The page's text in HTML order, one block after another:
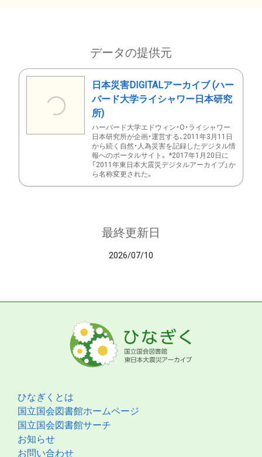
データの提供元
日本災害DIGITALアーカイブ (ハー
バード大学ライシャワー日本研究
所)
ハーバード大学エドウィン・O・ライシャワー
日本研究所が企画・運営する、2011年3月11日
から続く自然・人為災害を記録したデジタル情
報へのポータルサイト。 *2017年1月20日に
「2011年東日本大震災デジタルアーカイブ」か
ら名称変更された。
最終更新日
2026/07/10
ひなぎくとは
国立国会図書館ホームページ
国立国会図書館サーチ
お知らせ
お問い合わせ